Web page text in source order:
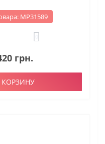
МР31589
грн.
КОРЗИНУ